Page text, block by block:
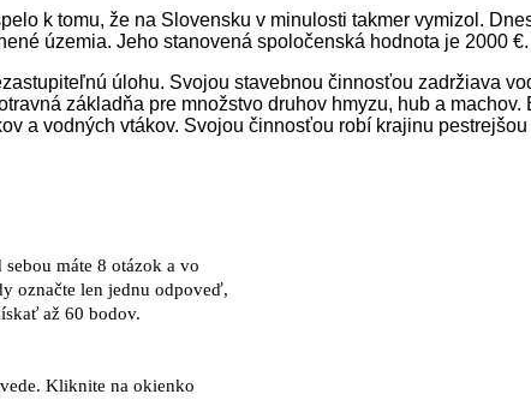
k tomu, že na Slovensku v minulosti takmer vymizol.
územia. Jeho stanovená spoločenská hodnota je 2000 €.
úlohu. Svojou stavebnou činnosťou zadržiava
základňa pre množstvo druhov hmyzu, hub a
a vodných vtákov. Svojou činnosťou robí krajinu